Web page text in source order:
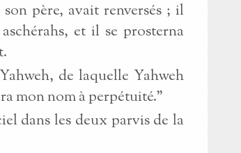
père, avait renversés ; il
et il se prosterna
de laquelle Yahweh
mon nom à perpétuité."
dans les deux parvis de la